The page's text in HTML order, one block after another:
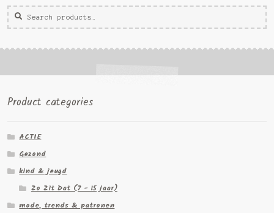
Zoeken
voor:
Zoek
Product categories
ACTIE
Gezond
kind & jeugd
Zo Zit Dat (7 - 15 jaar)
mode, trends & patronen